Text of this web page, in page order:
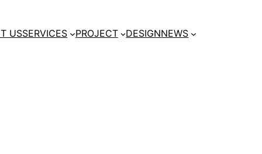
USSERVICES PROJECT DESIGNNEWS